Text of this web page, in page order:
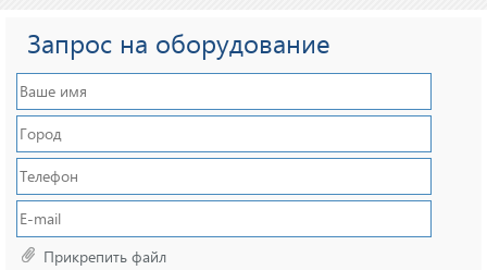
Запрос на оборудование
Прикрепить файл